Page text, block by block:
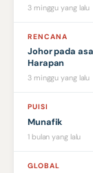
3 minggu yang lalu
RENCANA
Johor pada
Harapan
3 minggu yang lalu
PUISI
Munafik
1 bulan yang lalu
GLOBAL